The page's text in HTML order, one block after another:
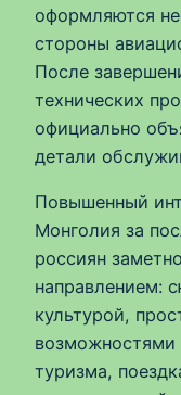
оформляются
стороны
После
технических
официально
детали
Повышенный
Монголия за
россиян
направлением:
культурой,
возможностями
туризма,